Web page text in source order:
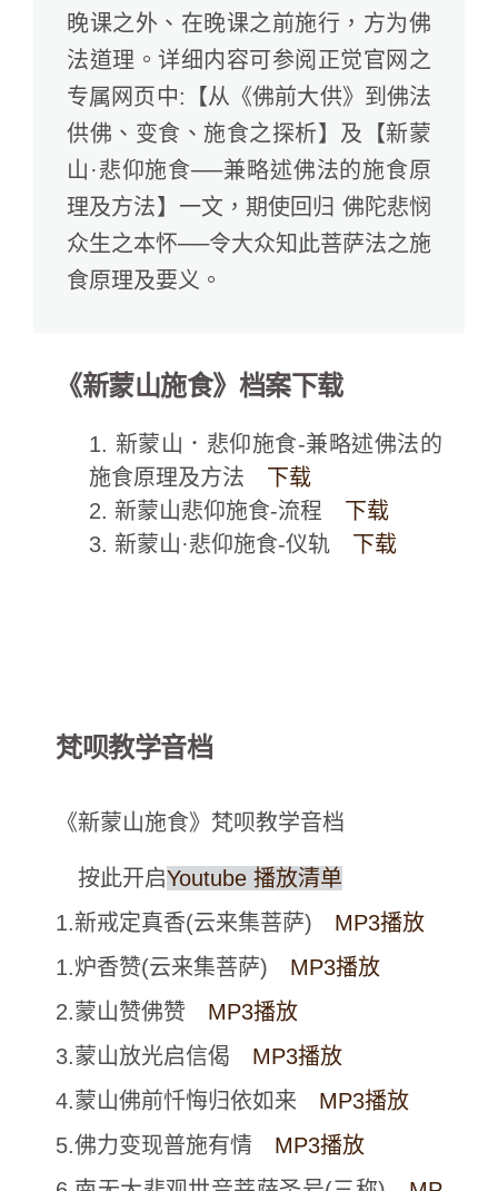
晚课之外、在晚课之前施行，方为佛
法道理。详细内容可参阅正觉官网之
专属网页中:【从《佛前大供》到佛法
供佛、变食、施食之探析】及【新蒙
山·悲仰施食──兼略述佛法的施食原
理及方法】一文，期使回归 佛陀悲悯
众生之本怀──令大众知此菩萨法之施
食原理及要义。
《新蒙山施食》档案下载
1. 新蒙山．悲仰施食-兼略述佛法的
施食原理及方法 下载
2. 新蒙山悲仰施食-流程 下载
3. 新蒙山·悲仰施食-仪轨 下载
梵呗教学音档
《新蒙山施食》梵呗教学音档
按此开启Youtube 播放清单
1.新戒定真香(云来集菩萨) MP3播放
1.炉香赞(云来集菩萨) MP3播放
2.蒙山赞佛赞 MP3播放
3.蒙山放光启信偈 MP3播放
4.蒙山佛前忏悔归依如来 MP3播放
5.佛力变现普施有情 MP3播放